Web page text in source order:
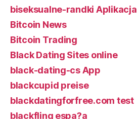
biseksualne-randki Aplikacja
Bitcoin News
Bitcoin Trading
Black Dating Sites online
black-dating-cs App
blackcupid preise
blackdatingforfree.com test
blackfling espa?a